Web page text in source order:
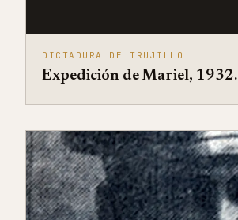
DICTADURA DE TRUJILLO
Expedición de Mariel, 1932.